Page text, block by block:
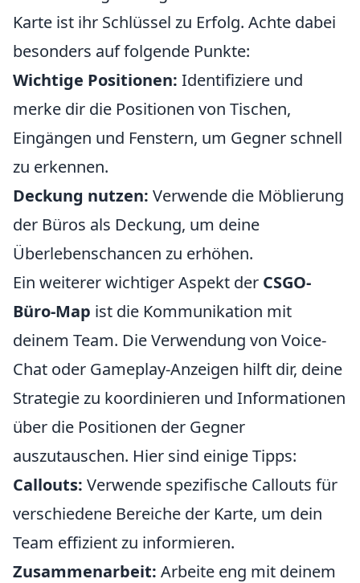
Karte ist ihr Schlüssel zu Erfolg. Achte dabei
besonders auf folgende Punkte:
Wichtige Positionen: Identifiziere und
merke dir die Positionen von Tischen,
Eingängen und Fenstern, um Gegner schnell
zu erkennen.
Deckung nutzen: Verwende die Möblierung
der Büros als Deckung, um deine
Überlebenschancen zu erhöhen.
Ein weiterer wichtiger Aspekt der CSGO-
Büro-Map ist die Kommunikation mit
deinem Team. Die Verwendung von Voice-
Chat oder Gameplay-Anzeigen hilft dir, deine
Strategie zu koordinieren und Informationen
über die Positionen der Gegner
auszutauschen. Hier sind einige Tipps:
Callouts: Verwende spezifische Callouts für
verschiedene Bereiche der Karte, um dein
Team effizient zu informieren.
Zusammenarbeit: Arbeite eng mit deinem